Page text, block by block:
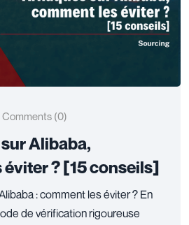
Comments (0)
Alibaba,
? [15 conseils]
: comment les éviter ? En
de vérification rigoureuse